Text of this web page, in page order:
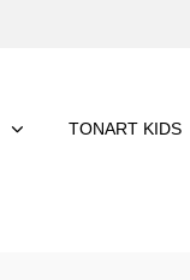
TONART KIDS